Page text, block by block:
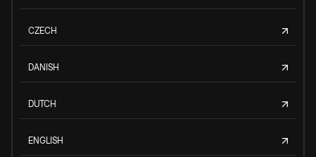
CZECH
DANISH
DUTCH
ENGLISH